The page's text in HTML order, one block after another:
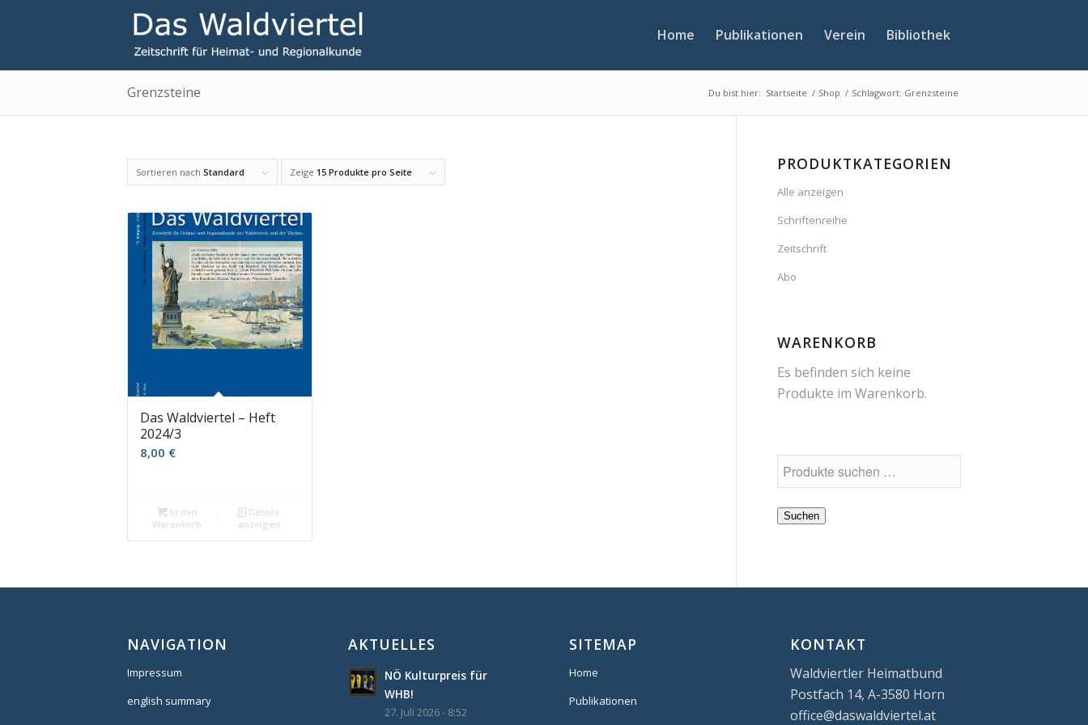
Home Publikationen Verein Bibliothek
Grenzsteine Du bist hier: Startseite / Shop / Schlagwort: Grenzsteine
Sortieren nach Standard Zeige 15 Produkte pro Seite
Das Waldviertel – Heft
2024/3
8,00 €
In den
Warenkorb
Details
anzeigen
PRODUKTKATEGORIEN
Alle anzeigen
Schriftenreihe
Zeitschrift
Abo
WARENKORB
Es befinden sich keine
Produkte im Warenkorb.
Suchen
NAVIGATION
Impressum
english summary
AKTUELLES
NÖ Kulturpreis für
WHB!
27. Juli 2026 - 8:52
SITEMAP
Home
Publikationen
KONTAKT
Waldviertler Heimatbund
Postfach 14, A-3580 Horn
office@daswaldviertel.at